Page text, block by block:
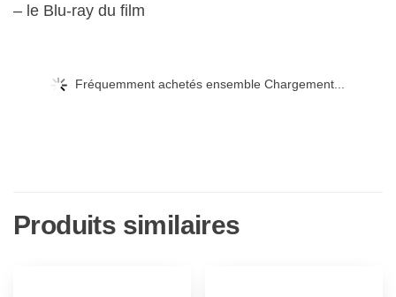
– le Blu-ray du film
Fréquemment achetés ensemble Chargement...
Produits similaires